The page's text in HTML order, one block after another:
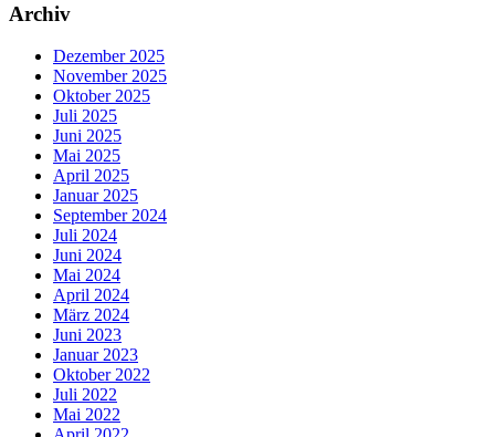
Archiv
Dezember 2025
November 2025
Oktober 2025
Juli 2025
Juni 2025
Mai 2025
April 2025
Januar 2025
September 2024
Juli 2024
Juni 2024
Mai 2024
April 2024
März 2024
Juni 2023
Januar 2023
Oktober 2022
Juli 2022
Mai 2022